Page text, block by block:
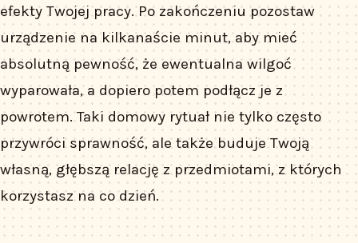
efekty Twojej pracy. Po zakończeniu pozostaw
urządzenie na kilkanaście minut, aby mieć
absolutną pewność, że ewentualna wilgoć
wyparowała, a dopiero potem podłącz je z
powrotem. Taki domowy rytuał nie tylko często
przywróci sprawność, ale także buduje Twoją
własną, głębszą relację z przedmiotami, z których
korzystasz na co dzień.